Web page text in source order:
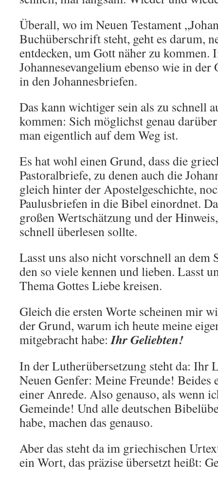
Überall, wo im Neuen Testament
Buchüberschrift steht, geht es darum,
entdecken, um Gott näher zu kommen.
Johannesevangelium ebenso wie in
in den Johannesbriefen.
Das kann wichtiger sein als zu schnell
kommen: Sich möglichst genau
man eigentlich auf dem Weg ist.
Es hat wohl einen Grund, dass die
Pastoralbriefe, zu denen auch die
gleich hinter der Apostelgeschichte,
Paulusbriefen in die Bibel einordnet.
großen Wertschätzung und der
schnell überlesen sollte.
Lasst uns also nicht vorschnell an dem
den so viele kennen und lieben. Lasst
Thema Gottes Liebe kreisen.
Gleich die ersten Worte scheinen mir
der Grund, warum ich heute meine
mitgebracht habe:Ihr Geliebten!
In der Lutherübersetzung steht da: Ihr
Neuen Genfer: Meine Freunde! Beides
einer Anrede. Also genauso, als wenn
Gemeinde! Und alle deutschen
habe, machen das genauso.
Aber das steht da im griechischen
ein Wort, das präzise übersetzt heißt: